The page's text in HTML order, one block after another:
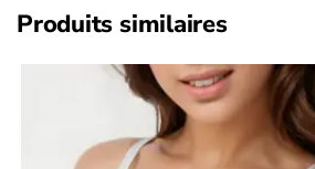
Produits similaires